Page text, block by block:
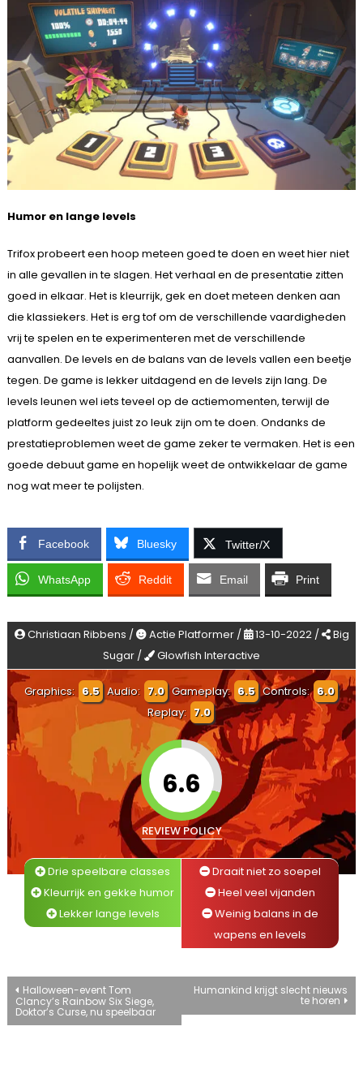
Humor en lange levels
Trifox probeert een hoop meteen goed te doen en weet hier niet
in alle gevallen in te slagen. Het verhaal en de presentatie zitten
goed in elkaar. Het is kleurrijk, gek en doet meteen denken aan
die klassiekers. Het is erg tof om de verschillende vaardigheden
vrij te spelen en te experimenteren met de verschillende
aanvallen. De levels en de balans van de levels vallen een beetje
tegen. De game is lekker uitdagend en de levels zijn lang. De
levels leunen wel iets teveel op de actiemomenten, terwijl de
platform gedeeltes juist zo leuk zijn om te doen. Ondanks de
prestatieproblemen weet de game zeker te vermaken. Het is een
goede debuut game en hopelijk weet de ontwikkelaar de game
nog wat meer te polijsten.
Facebook Bluesky Twitter/X
WhatsApp Reddit Email Print
Christiaan Ribbens / Actie Platformer / 13-10-2022 /
Big
Sugar /
Glowfish Interactive
Graphics: 6.5 Audio: 7.0 Gameplay: 6.5 Controls: 6.0
Replay: 7.0
6.6
REVIEW POLICY
Drie speelbare classes
Kleurrijk en gekke humor
Lekker lange levels
Draait niet zo soepel
Heel veel vijanden
Weinig balans in de
wapens en levels
Bericht
navigatie
Halloween-event Tom
Clancy’s Rainbow Six Siege,
Doktor’s Curse, nu speelbaar
Humankind krijgt slecht nieuws
te horen